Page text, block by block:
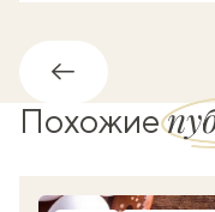
Обратно
Похожие